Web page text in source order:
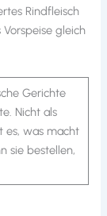
Rindfleisch
gleich
Gerichte
Nicht als
es, was macht
sie bestellen,